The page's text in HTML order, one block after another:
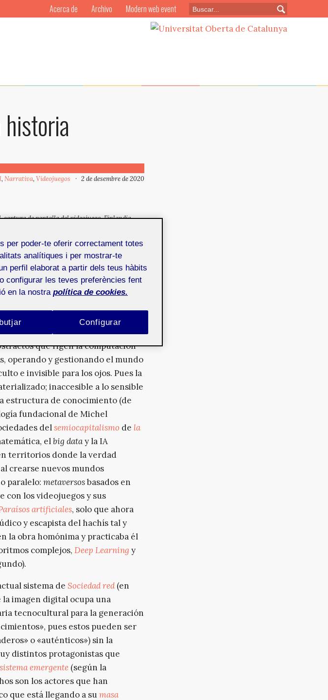
, Narrativa, Videojuegos 2 de desembre de 2020
, captura de pantalla del videojuego, Finlandia,
smartphones, tablets
, prensa, moda o
de imágenes digitales. Una
seductoras y lúbricas
servir para definir elZeitgeist
estas imágenes (sus registros
son ahora traducidas a
que rigen la computación
operando y gestionando el mundo
e invisible para los ojos. Pues la
inaccesible a lo sensible
estructura de conocimiento (de
fundacional de Michel
delsemiocapitalismo de la
elbig datay la IA
territorios donde la verdad
crearse nuevos mundos
paralelo: metaversosbasados en
con los videojuegos y sus
artificiales, solo que ahora
y escapista del hachís tal y
la obra homónima y practicaba él
complejos, Deep Learning y
sistema de Sociedad red(en
imagen digital ocupa una
tecnocultural para la generación
pues estos pueden ser
o «auténticos») sin la
distintos protagonistas que
sistema emergente (según la
son los actores que han
que está llegando a sumasa
Acerca de Archivo Modern web event
per poder-te oferir correctament totes
analítiques i per mostrar-te
perfil elaborat a partir dels teus hàbits
configurar les teves preferències fent
en la nostra política de cookies.
Configurar